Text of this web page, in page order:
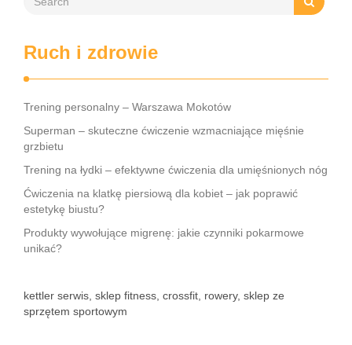
Ruch i zdrowie
Trening personalny – Warszawa Mokotów
Superman – skuteczne ćwiczenie wzmacniające mięśnie
grzbietu
Trening na łydki – efektywne ćwiczenia dla umięśnionych nóg
Ćwiczenia na klatkę piersiową dla kobiet – jak poprawić
estetykę biustu?
Produkty wywołujące migrenę: jakie czynniki pokarmowe
unikać?
kettler serwis, sklep fitness, crossfit, rowery, sklep ze
sprzętem sportowym